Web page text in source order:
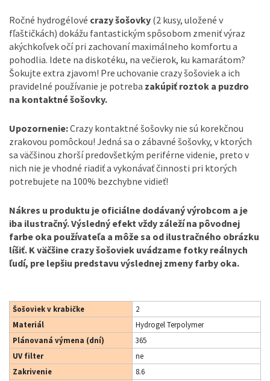
Ročné hydrogélové crazy šošovky (2 kusy, uložené v
fľaštičkách) dokážu fantastickým spôsobom zmeniť výraz
akýchkoľvek očí pri zachovaní maximálneho komfortu a
pohodlia. Idete na diskotéku, na večierok, ku kamarátom?
Šokujte extra zjavom! Pre uchovanie crazy šošoviek a ich
pravidelné používanie je potreba zakúpiť roztok a puzdro
na kontaktné šošovky.
Upozornenie:Crazy kontaktné šošovky nie sú korekčnou
zrakovou pomôckou! Jedná sa o zábavné šošovky, v ktorých
sa väčšinou zhorší predovšetkým periférne videnie, preto v
nich nie je vhodné riadiť a vykonávať činnosti pri ktorých
potrebujete na 100% bezchybne vidieť!
Nákres u produktu je oficiálne dodávaný výrobcom a je
iba ilustračný. Výsledný efekt vždy záleží na pôvodnej
farbe oka používateľa a môže sa od ilustračného obrázku
líšiť. K väčšine crazy šošoviek uvádzame fotky reálnych
ľudí, pre lepšiu predstavu výslednej zmeny farby oka.
Šošoviek v krabičke
2
Materiál
Hydrogel Terpolymer
Plánovaná výmena (dní)
365
UV filter
ne
Zakrivenie
8.6